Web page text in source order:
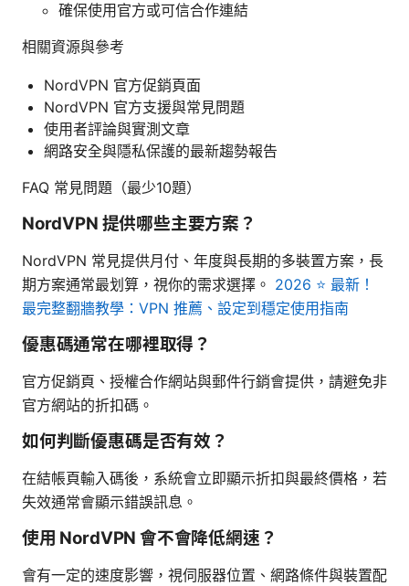
確保使用官方或可信合作連結
相關資源與參考
NordVPN 官方促銷頁面
NordVPN 官方支援與常見問題
使用者評論與實測文章
網路安全與隱私保護的最新趨勢報告
FAQ 常見問題（最少10題）
NordVPN 提供哪些主要方案？
NordVPN 常見提供月付、年度與長期的多裝置方案，長
期方案通常最划算，視你的需求選擇。 2026 ⭐ 最新！
最完整翻牆教學：VPN 推薦、設定到穩定使用指南
優惠碼通常在哪裡取得？
官方促銷頁、授權合作網站與郵件行銷會提供，請避免非
官方網站的折扣碼。
如何判斷優惠碼是否有效？
在結帳頁輸入碼後，系統會立即顯示折扣與最終價格，若
失效通常會顯示錯誤訊息。
使用 NordVPN 會不會降低網速？
會有一定的速度影響，視伺服器位置、網路條件與裝置配